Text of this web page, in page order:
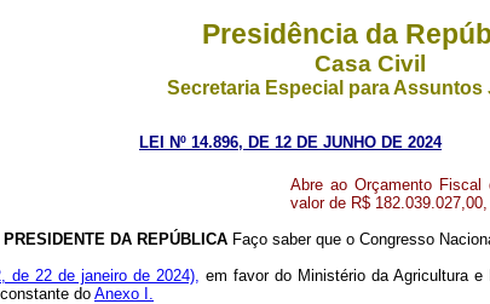
Presidência da
Casa Civil
Secretaria Especial para
LEI Nº 14.896, DE 12 DE JUNHO DE 2024
Abre ao Orçamento Fiscal
valor de R$
PRESIDENTE DA REPÚBLICA Faço saber que o Congresso
de 22 de janeiro de 2024), em favor do Ministério da Agricultura
do Anexo I.